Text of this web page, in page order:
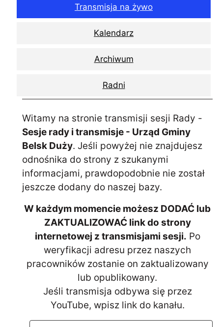
Transmisja na żywo
Kalendarz
Archiwum
Radni
Witamy na stronie transmisji sesji Rady -
Sesje rady i transmisje - Urząd Gminy
Belsk Duży. Jeśli powyżej nie znajdujesz
odnośnika do strony z szukanymi
informacjami, prawdopodobnie nie został
jeszcze dodany do naszej bazy.
W każdym momencie możesz DODAĆ lub
ZAKTUALIZOWAĆ link do strony
internetowej z transmisjami sesji. Po
weryfikacji adresu przez naszych
pracowników zostanie on zaktualizowany
lub opublikowany.
Jeśli transmisja odbywa się przez
YouTube, wpisz link do kanału.